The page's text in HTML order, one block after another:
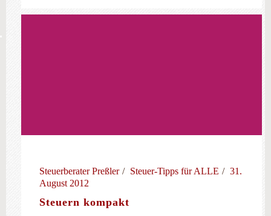
Steuerberater Preßler Steuer-Tipps für ALLE
31.
August 2012
Steuern kompakt